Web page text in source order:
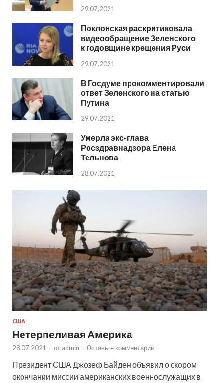
29.07.2021
Поклонская раскритиковала
видеообращение Зеленского
к годовщине крещения Руси
29.07.2021
В Госдуме прокомментировали
ответ Зеленского на статью
Путина
29.07.2021
Умерла экс-глава
Росздравнадзора Елена
Тельнова
28.07.2021
США
Нетерпеливая Америка
28.07.2021 - от admin - Оставьте комментарий
Президент США Джозеф Байден объявил о скором
окончании миссии американских военнослужащих в